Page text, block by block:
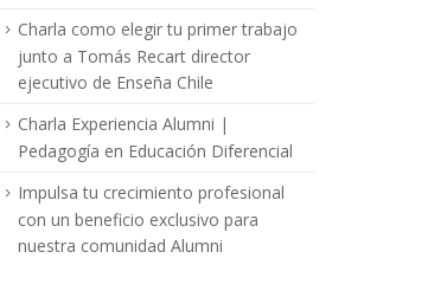
Charla como elegir tu primer trabajo
junto a Tomás Recart director
ejecutivo de Enseña Chile
Charla Experiencia Alumni |
Pedagogía en Educación Diferencial
Impulsa tu crecimiento profesional
con un beneficio exclusivo para
nuestra comunidad Alumni